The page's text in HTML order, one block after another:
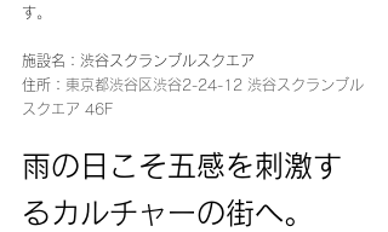
す。
施設名：渋谷スクランブルスクエア
住所： 東京都渋谷区渋谷2-24-12 渋谷スクランブル
スクエア 46F
雨の日こそ五感を刺激す
るカルチャーの街へ。